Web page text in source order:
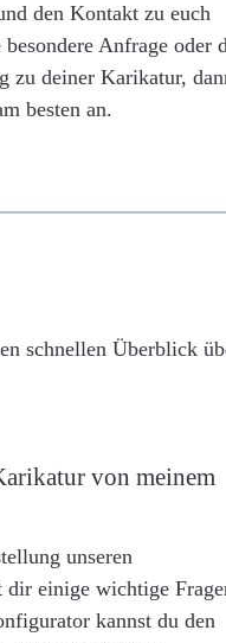
den Kontakt zu euch
Anfrage oder
zu deiner Karikatur,
besten an.
schnellen Überblick
von meinem
unseren
einige wichtige
kannst du den